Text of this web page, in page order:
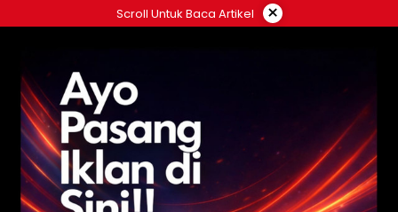
ke
Scroll Untuk Baca Artikel ×